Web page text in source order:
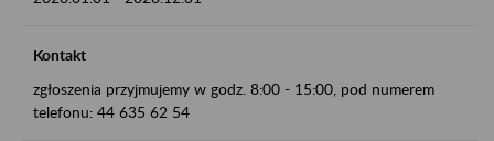
Kontakt
zgłoszenia przyjmujemy w godz. 8:00 - 15:00, pod numerem
telefonu: 44 635 62 54